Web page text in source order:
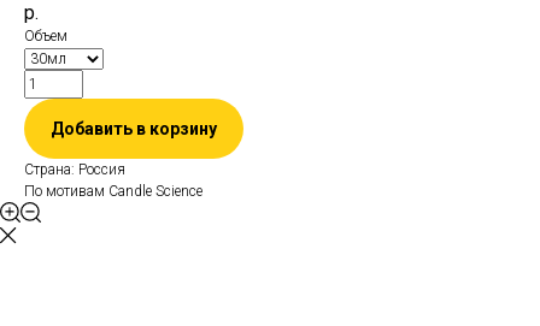
р.
Объем
Добавить в корзину
Страна: Россия
По мотивам Candle Science